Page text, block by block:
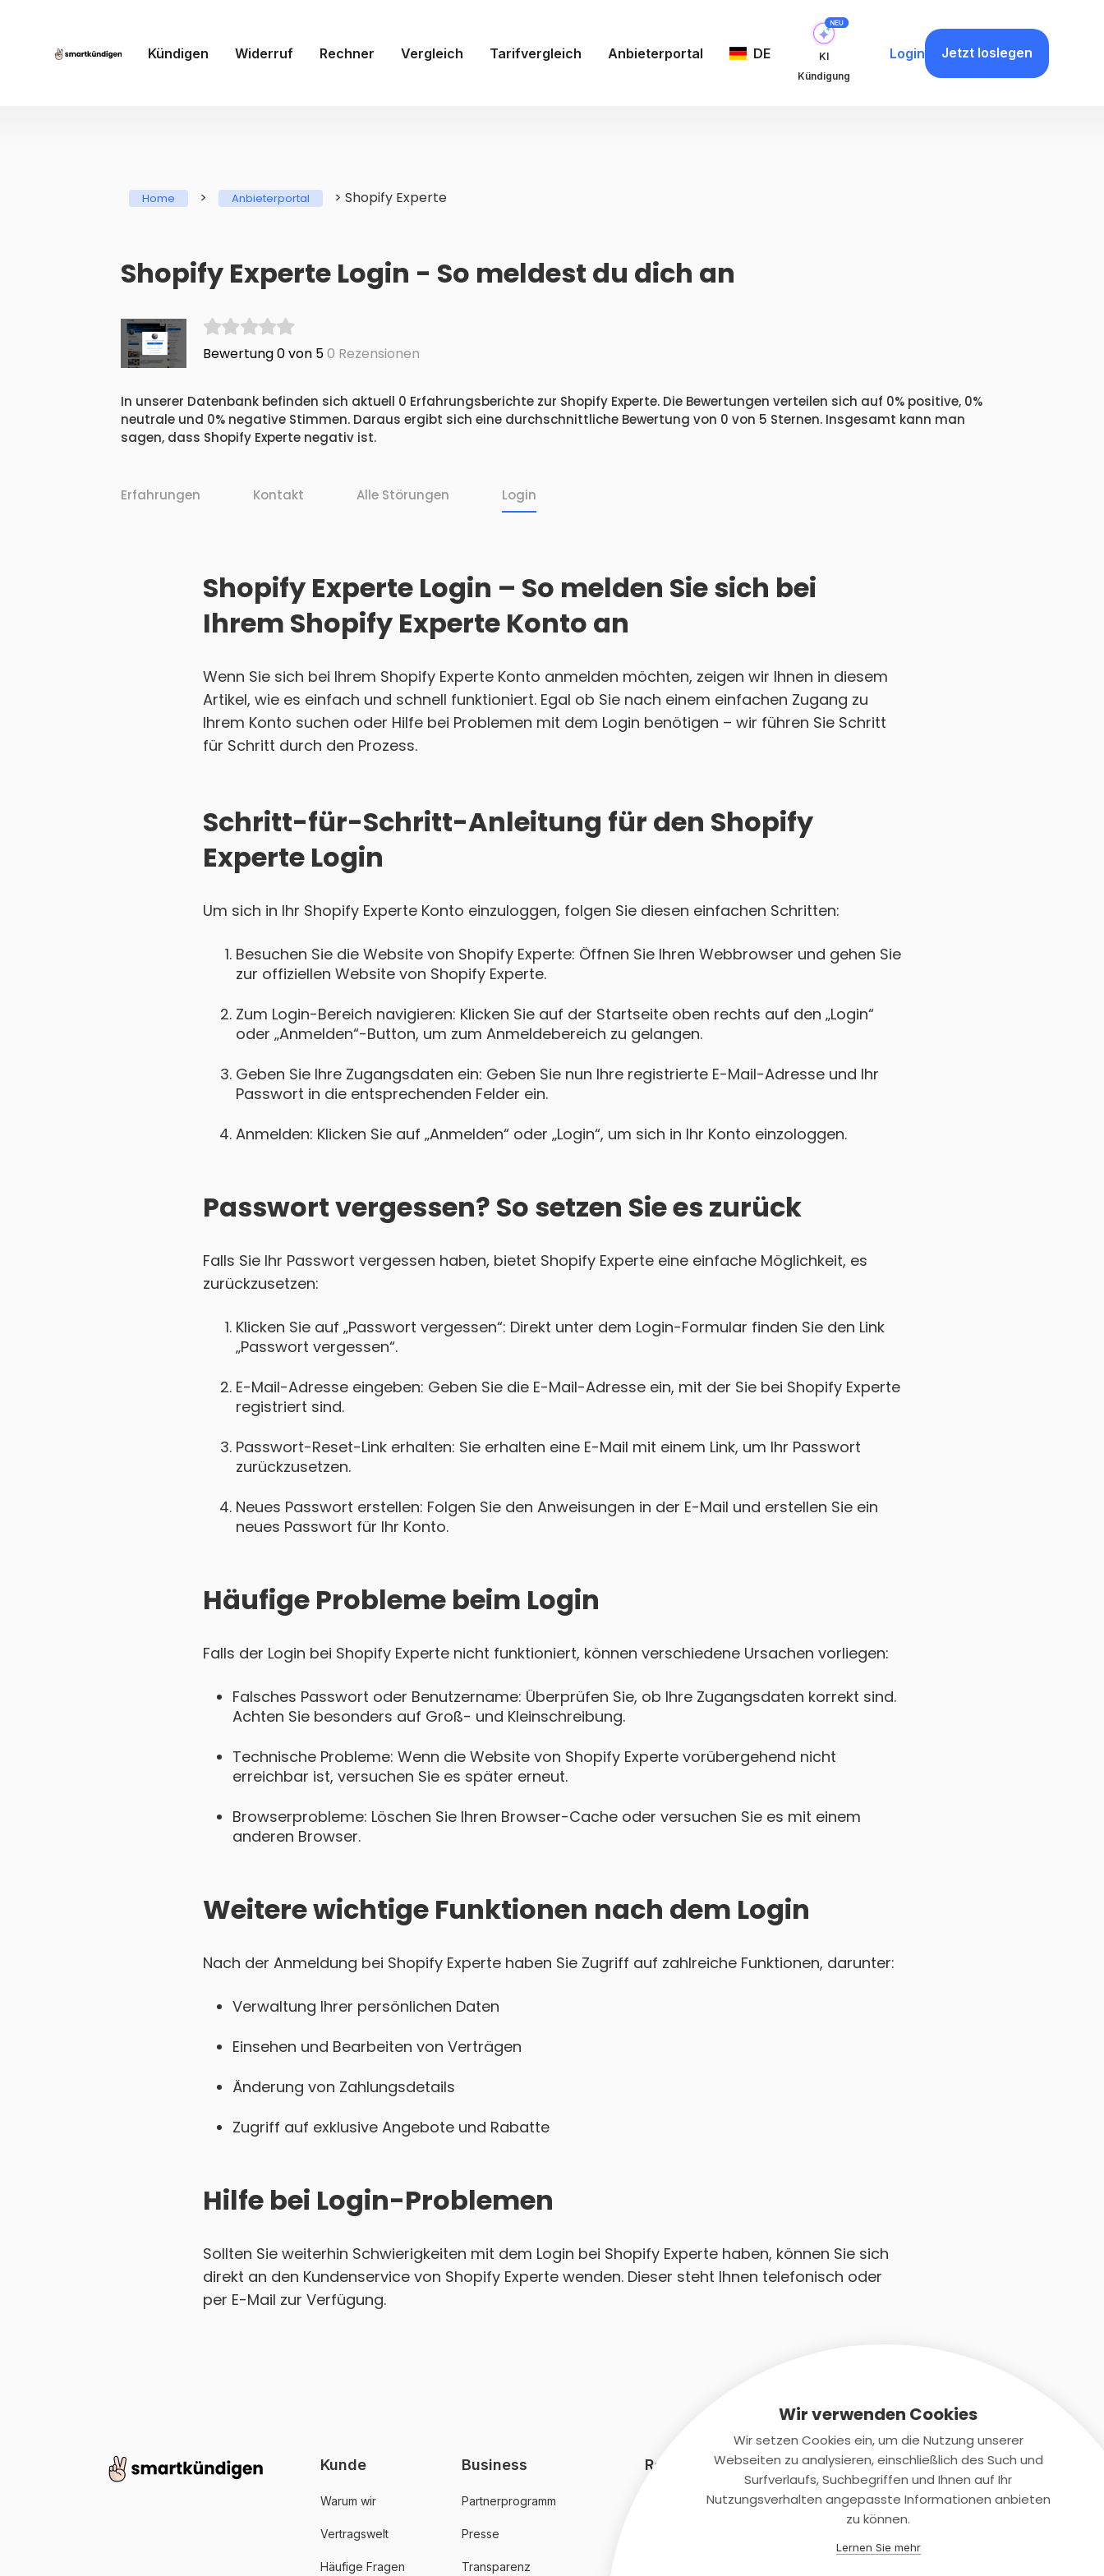
Kündigen Widerruf Rechner Vergleich Tarifvergleich Anbieterportal DE
KI
Kündigung
Login Jetzt loslegen
Home > Anbieterportal > Shopify Experte
Shopify Experte Login - So meldest du dich an
Bewertung 0 von 50 Rezensionen
In unserer Datenbank befinden sich aktuell 0 Erfahrungsberichte zur Shopify Experte. Die Bewertungen verteilen sich auf 0% positive, 0%
neutrale und 0% negative Stimmen. Daraus ergibt sich eine durchschnittliche Bewertung von 0 von 5 Sternen. Insgesamt kann man
sagen, dass Shopify Experte negativ ist.
Erfahrungen Kontakt Alle Störungen Login
Shopify Experte Login – So melden Sie sich bei
Ihrem Shopify Experte Konto an
Wenn Sie sich bei Ihrem Shopify Experte Konto anmelden möchten, zeigen wir Ihnen in diesem
Artikel, wie es einfach und schnell funktioniert. Egal ob Sie nach einem einfachen Zugang zu
Ihrem Konto suchen oder Hilfe bei Problemen mit dem Login benötigen – wir führen Sie Schritt
für Schritt durch den Prozess.
Schritt-für-Schritt-Anleitung für den Shopify
Experte Login
Um sich in Ihr Shopify Experte Konto einzuloggen, folgen Sie diesen einfachen Schritten:
Besuchen Sie die Website von Shopify Experte: Öffnen Sie Ihren Webbrowser und gehen Sie
zur offiziellen Website von Shopify Experte.
Zum Login-Bereich navigieren: Klicken Sie auf der Startseite oben rechts auf den „Login“
oder „Anmelden“-Button, um zum Anmeldebereich zu gelangen.
Geben Sie Ihre Zugangsdaten ein: Geben Sie nun Ihre registrierte E-Mail-Adresse und Ihr
Passwort in die entsprechenden Felder ein.
Anmelden: Klicken Sie auf „Anmelden“ oder „Login“, um sich in Ihr Konto einzologgen.
Passwort vergessen? So setzen Sie es zurück
Falls Sie Ihr Passwort vergessen haben, bietet Shopify Experte eine einfache Möglichkeit, es
zurückzusetzen:
Klicken Sie auf „Passwort vergessen“: Direkt unter dem Login-Formular finden Sie den Link
„Passwort vergessen“.
E-Mail-Adresse eingeben: Geben Sie die E-Mail-Adresse ein, mit der Sie bei Shopify Experte
registriert sind.
Passwort-Reset-Link erhalten: Sie erhalten eine E-Mail mit einem Link, um Ihr Passwort
zurückzusetzen.
Neues Passwort erstellen: Folgen Sie den Anweisungen in der E-Mail und erstellen Sie ein
neues Passwort für Ihr Konto.
Häufige Probleme beim Login
Falls der Login bei Shopify Experte nicht funktioniert, können verschiedene Ursachen vorliegen:
Falsches Passwort oder Benutzername: Überprüfen Sie, ob Ihre Zugangsdaten korrekt sind.
Achten Sie besonders auf Groß- und Kleinschreibung.
Technische Probleme: Wenn die Website von Shopify Experte vorübergehend nicht
erreichbar ist, versuchen Sie es später erneut.
Browserprobleme: Löschen Sie Ihren Browser-Cache oder versuchen Sie es mit einem
anderen Browser.
Weitere wichtige Funktionen nach dem Login
Nach der Anmeldung bei Shopify Experte haben Sie Zugriff auf zahlreiche Funktionen, darunter:
Verwaltung Ihrer persönlichen Daten
Einsehen und Bearbeiten von Verträgen
Änderung von Zahlungsdetails
Zugriff auf exklusive Angebote und Rabatte
Hilfe bei Login-Problemen
Sollten Sie weiterhin Schwierigkeiten mit dem Login bei Shopify Experte haben, können Sie sich
direkt an den Kundenservice von Shopify Experte wenden. Dieser steht Ihnen telefonisch oder
per E-Mail zur Verfügung.
Kunde
Warum wir
Vertragswelt
Häufige Fragen
Business
Partnerprogramm
Presse
Transparenz
Rechtliches Kontaktiere uns
+(49)2131/708-4280
Wir verwenden Cookies
Wir setzen Cookies ein, um die Nutzung unserer
Webseiten zu analysieren, einschließlich des Such und
Surfverlaufs, Suchbegriffen und Ihnen auf Ihr
Nutzungsverhalten angepasste Informationen anbieten
zu können.
Lernen Sie mehr